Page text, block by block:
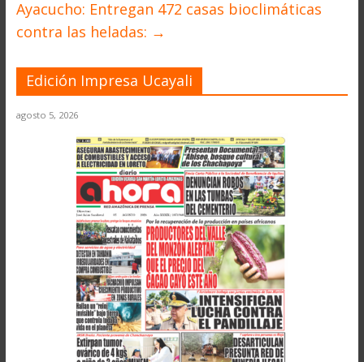
Ayacucho: Entregan 472 casas bioclimáticas
contra las heladas: →
Edición Impresa Ucayali
agosto 5, 2026